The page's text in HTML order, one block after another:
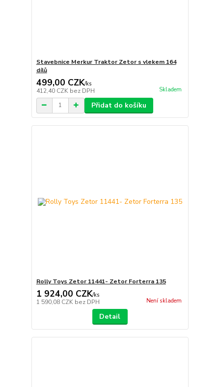
Stavebnice Merkur Traktor Zetor s vlekem 164
dílů
499,00 CZK/ks
412,40 CZK bez DPH Skladem
Přidat do košíku
Rolly Toys Zetor 11441- Zetor Forterra 135
1 924,00 CZK/ks
1 590,08 CZK bez DPH Není skladem
Detail